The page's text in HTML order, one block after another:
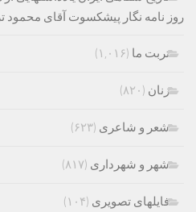
روز نامه نگار پیشکسوت آقای محمود
تربت ما (۱,۰۱۶)
زنان (۸۲۰)
شعر و شاعری (۶۲۳)
شهر و شهرداری (۸۱۷)
فایلهای تصویری (۱۰۴)